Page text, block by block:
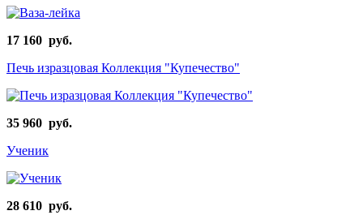
17 160 руб.
Печь изразцовая Коллекция "Купечество"
35 960 руб.
Ученик
28 610 руб.